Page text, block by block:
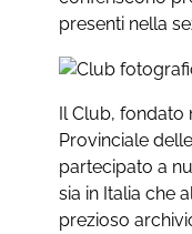
presenti nella
Il Club, fondato
Provinciale
partecipato a
sia in Italia che
prezioso